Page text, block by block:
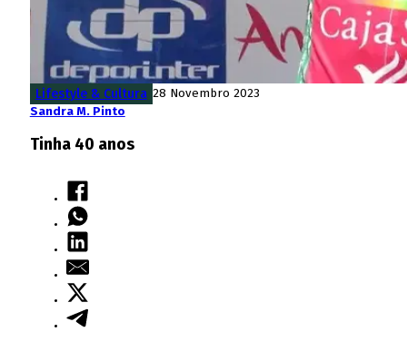
Lifestyle & Cultura 28 Novembro 2023
Sandra M. Pinto
Tinha 40 anos